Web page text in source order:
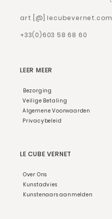
art [@] lecubevernet.com
+33(0)603 58 68 60
LEER MEER
Bezorging
Veilige Betaling
Algemene Voorwaarden
Privacybeleid
LE CUBE VERNET
Over Ons
Kunstadvies
Kunstenaars aanmelden